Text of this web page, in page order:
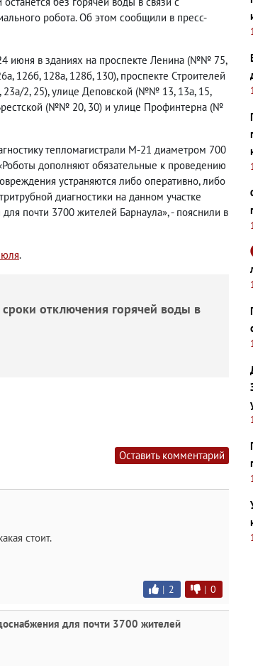
робота. Об этом сообщили в пресс-
июня в зданиях на проспекте Ленина (№№ 75,
126б, 128а, 128б, 130), проспекте Строителей
23а/2, 25), улице Деповской (№№ 13, 13а, 15,
Брестской (№№ 20, 30) и улице Профинтерна (№
тепломагистрали М-21 диаметром 700
дополняют обязательные к проведению
устраняются либо оперативно, либо
диагностики на данном участке
почти 3700 жителей Барнаула», - пояснили в
.
сроки отключения горячей воды в
Оставить комментарий
стоит.
| 2 | 0
для почти 3700 жителей